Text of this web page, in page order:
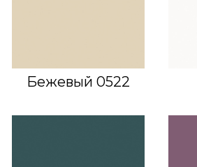
Бежевый 0522